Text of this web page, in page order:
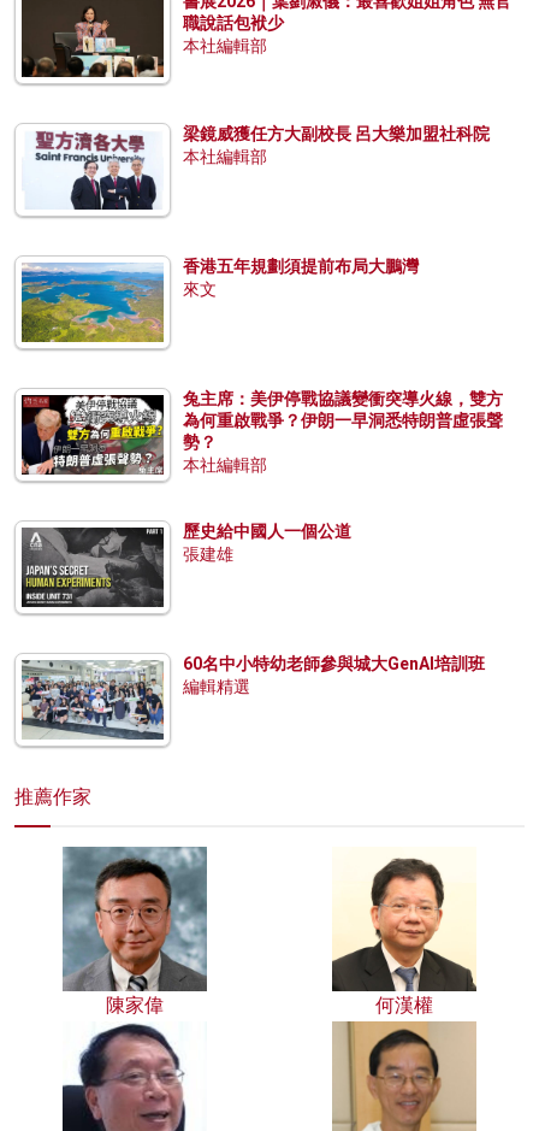
職說話包袱少
本社編輯部
梁鏡威獲任方大副校長 呂大樂加盟社科院
本社編輯部
香港五年規劃須提前布局大鵬灣
來文
兔主席：美伊停戰協議變衝突導火線，雙方
為何重啟戰爭？伊朗一早洞悉特朗普虛張聲
勢？
本社編輯部
歷史給中國人一個公道
張建雄
60名中小特幼老師參與城大GenAI培訓班
編輯精選
推薦作家
陳家偉 何漢權